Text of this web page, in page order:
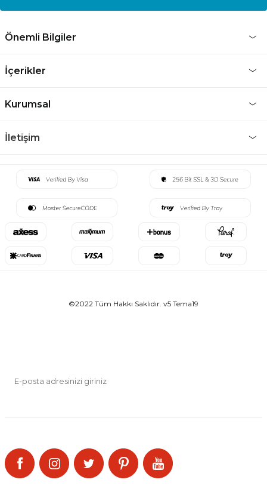
Önemli Bilgiler
İçerikler
Kurumsal
İletişim
©2022 Tüm Hakkı Saklıdır. v5 Tema19